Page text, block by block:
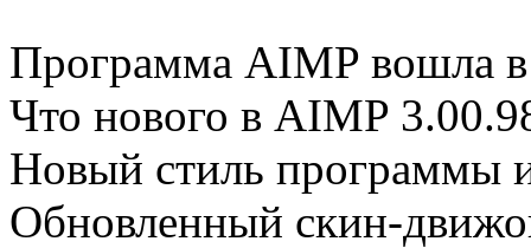
Программа AIMP вошла
Что нового в AIMP
Новый стиль программы
Обновленный скин-